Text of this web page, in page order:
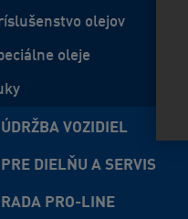
olejov
oleje
ÚDRŽBA VOZIDIEL
PRE DIELŇU A SERVIS
RADA PRO-LINE